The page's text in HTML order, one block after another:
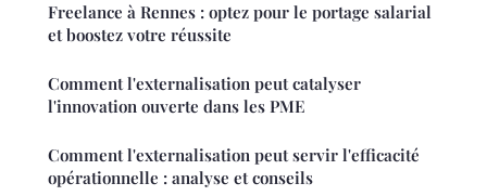
Freelance à Rennes : optez pour le portage salarial
et boostez votre réussite
Comment l'externalisation peut catalyser
l'innovation ouverte dans les PME
Comment l'externalisation peut servir l'efficacité
opérationnelle : analyse et conseils